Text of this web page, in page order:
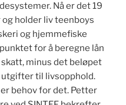
Nå er det 19
holder liv teenboys
og hjemmefiske
for å beregne lån
minus det beløpet
utgifter til livsopphold.
behov for det. Petter